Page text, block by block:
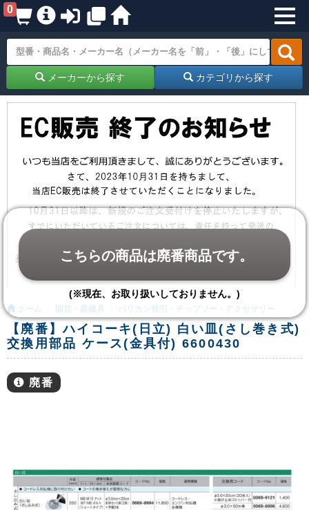
0
メーカーから探す カテゴリから探す
ホーム 園芸・農機具 バリカン替刃・チップソー・アクセサリー
【廃番】ハイコーキ(日立) 白い皿(さし巻き式)
交換用部品 ケース(金具付) 6600430
廃番
こちらの商品は廃番商品です。
(※現在、お取り扱いしておりません。)